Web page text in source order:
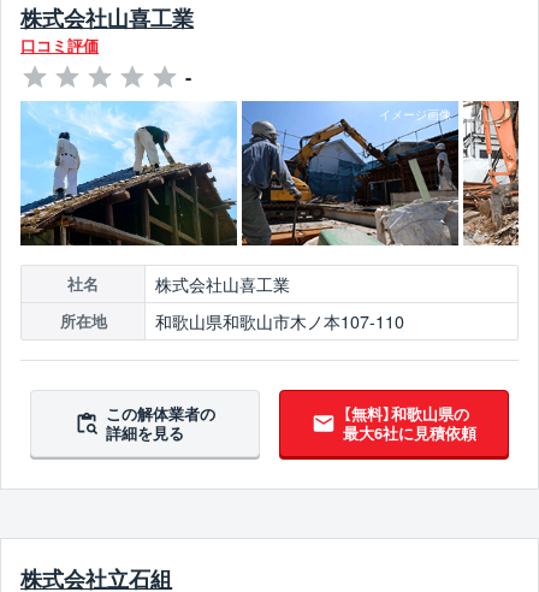
株式会社山喜工業
口コミ評価
-
社名 株式会社山喜工業
所在地 和歌山県和歌山市木ノ本107-110
この解体業者の
詳細を見る
【無料】和歌山県の
最大6社に見積依頼
株式会社立石組